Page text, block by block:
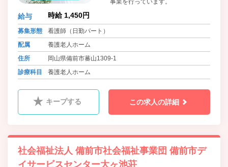
事業を行っています。
給与 時給 1,450円
募集形態
看護師（日勤パート）
配属
養護老人ホーム
住所
岡山県備前市蕃山1309-1
診療科目
養護老人ホーム
キープする この求人の詳細
社会福祉法人 備前市社会福祉事業団 備前市デ
イサービスセンター大ヶ池荘